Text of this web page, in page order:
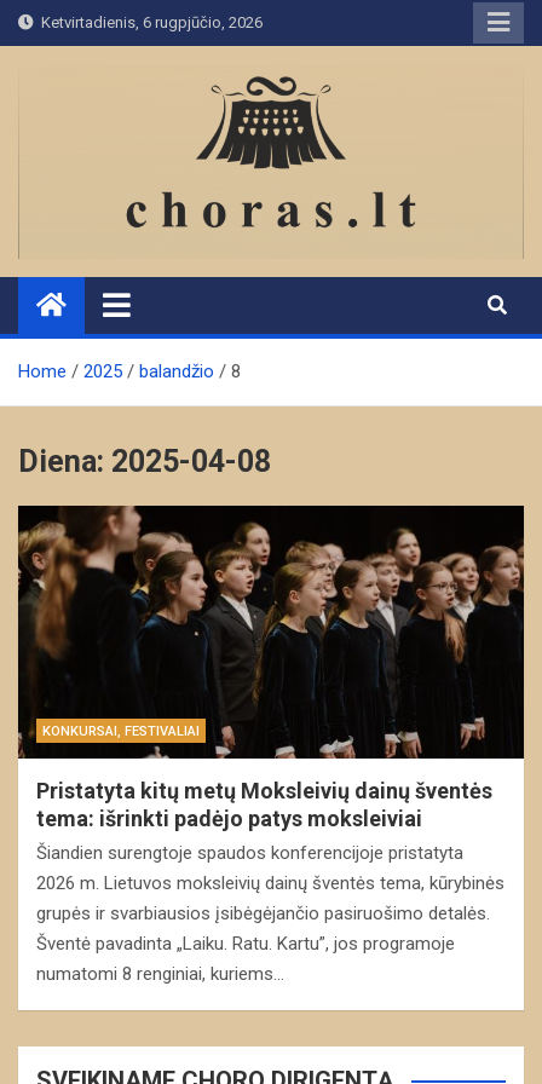
Skip
to
Ketvirtadienis, 6 rugpjūčio, 2026
Home 2025 balandžio 8
Diena: 2025-04-08
KONKURSAI, FESTIVALIAI
Pristatyta kitų metų Moksleivių dainų šventės
tema: išrinkti padėjo patys moksleiviai
Šiandien surengtoje spaudos konferencijoje pristatyta
2026 m. Lietuvos moksleivių dainų šventės tema, kūrybinės
grupės ir svarbiausios įsibėgėjančio pasiruošimo detalės.
Šventė pavadinta „Laiku. Ratu. Kartu”, jos programoje
numatomi 8 renginiai, kuriems…